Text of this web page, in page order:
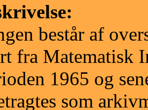
består af
fra Matematisk
1965 og
som